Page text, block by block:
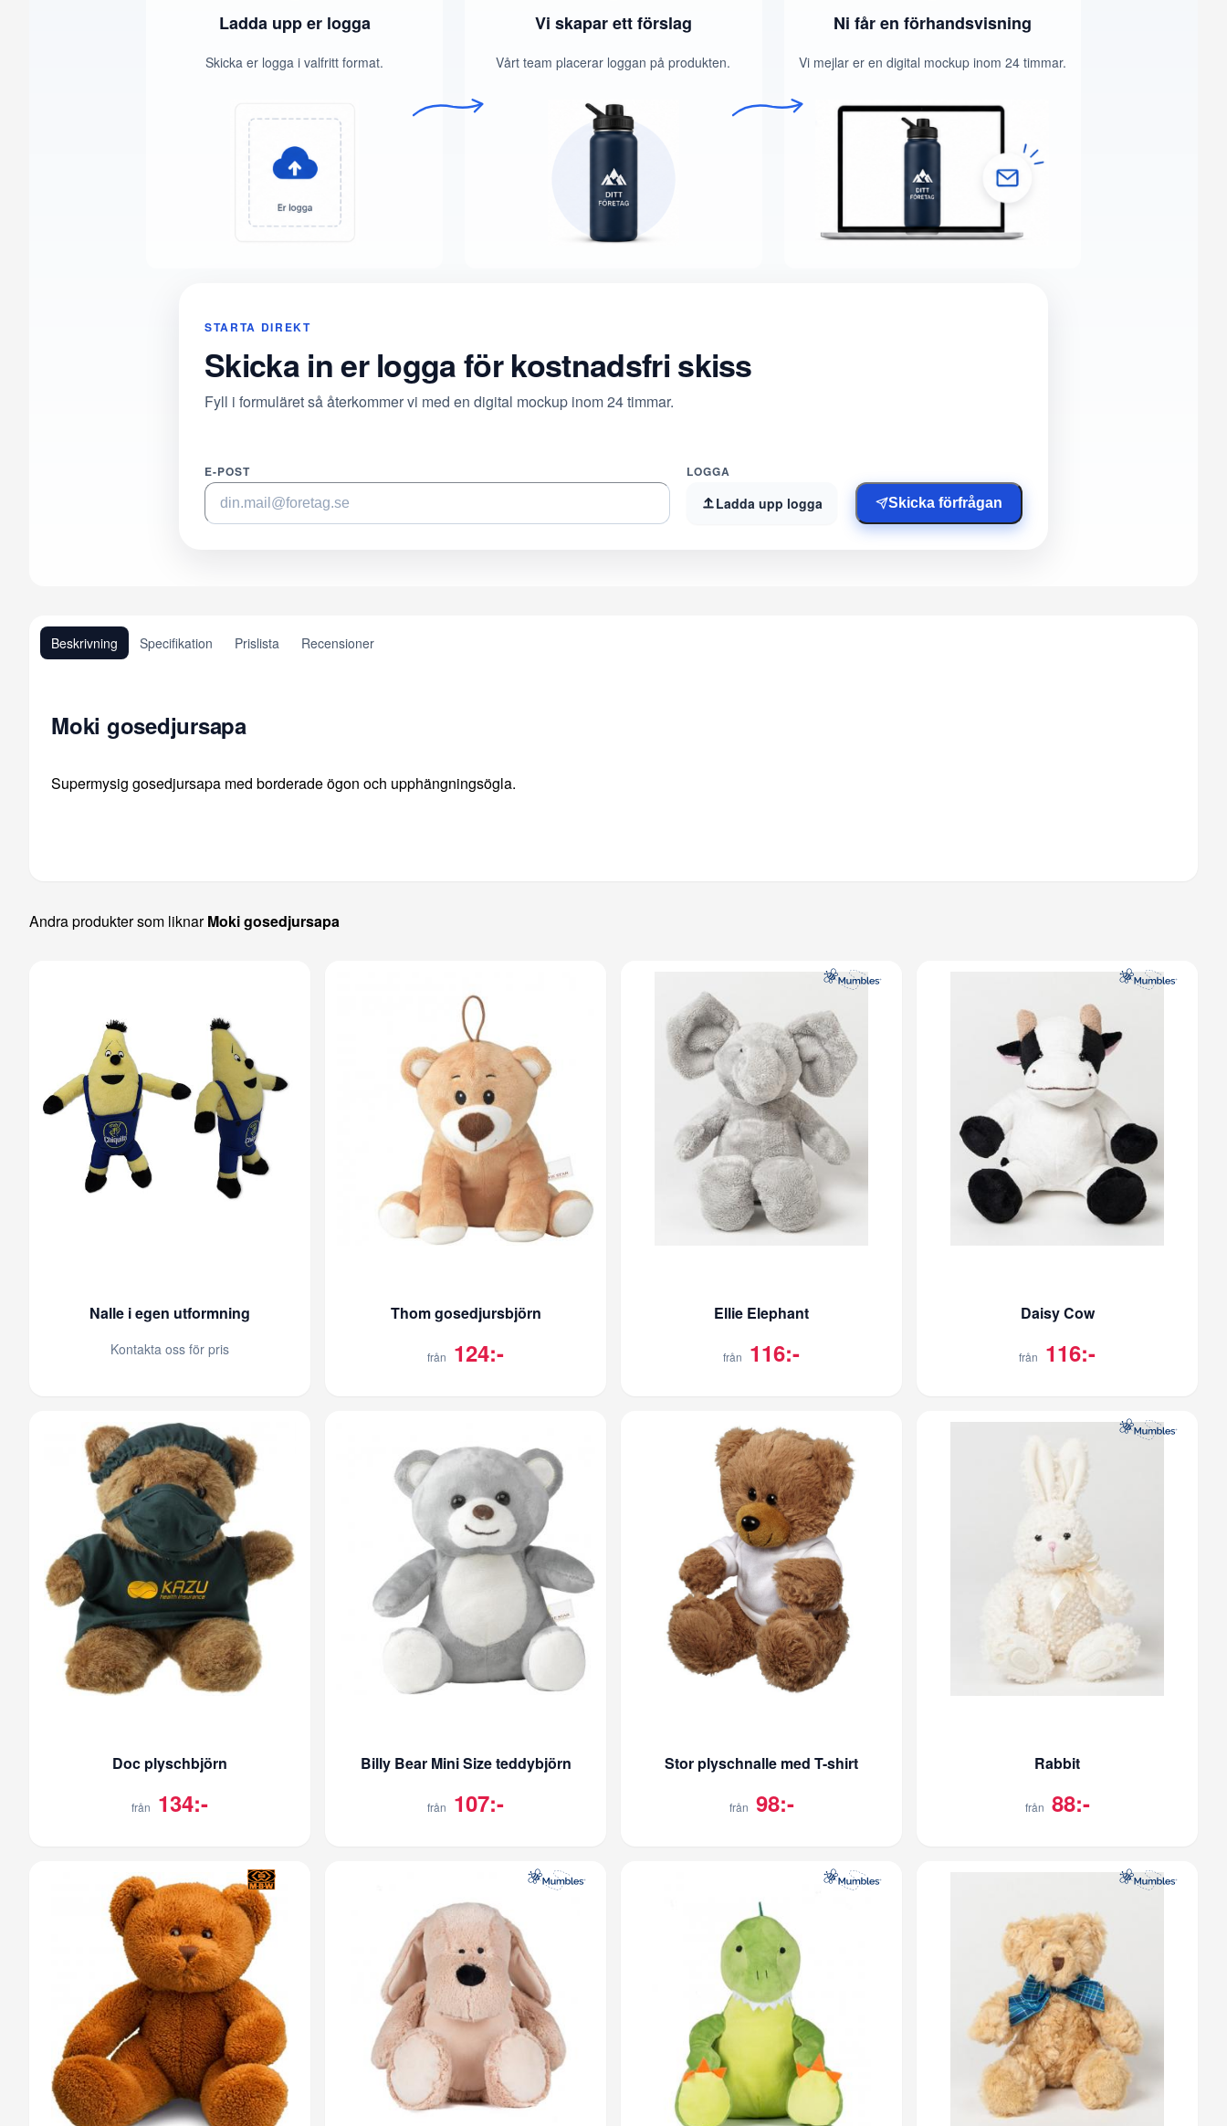
Ladda upp er logga
Skicka er logga i valfritt format.
Vi skapar ett förslag
Vårt team placerar loggan på produkten.
Ni får en förhandsvisning
Vi mejlar er en digital mockup inom 24 timmar.
STARTA DIREKT
Skicka in er logga för kostnadsfri skiss
Fyll i formuläret så återkommer vi med en digital mockup inom 24 timmar.
E-POST LOGGA
Ladda upp logga Skicka förfrågan
Beskrivning Specifikation Prislista Recensioner
Moki gosedjursapa
Supermysig gosedjursapa med borderade ögon och upphängningsögla.
Andra produkter som liknarMoki gosedjursapa
Nalle i egen utformning
Kontakta oss för pris
Thom gosedjursbjörn
från 124:-
Ellie Elephant
från 116:-
Daisy Cow
från 116:-
Doc plyschbjörn
från 134:-
Billy Bear Mini Size teddybjörn
från 107:-
Stor plyschnalle med T-shirt
från 98:-
Rabbit
från 88:-